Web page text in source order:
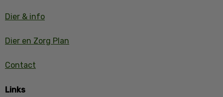
Dier & info
Dier en Zorg Plan
Contact
Links